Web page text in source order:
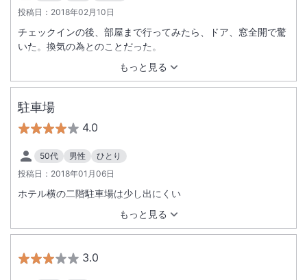
投稿日： 2018年02月10日
もっと見る
チェックインの後、部屋まで行ってみたら、ドア、窓全開で驚
いた。換気の為とのことだった。
駐車場
4.0
50代 男性
ひとり
投稿日： 2018年01月06日
もっと見る
ホテル横の二階駐車場は少し出にくい
3.0